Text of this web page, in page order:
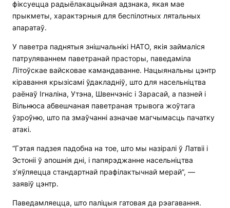
фіксуецца радыёлакацыйная адзнака, якая мае
прыкметы, характэрныя для беспілотных лятальных
апаратаў.
У паветра паднятыя знішчальнікі НАТО, якія займаліся
патруляваннем паветранай прасторы, паведаміла
Літоўскае вайсковае камандаванне. Нацыянальны цэнтр
кіравання крызісамі ўдакладніў, што для насельніцтва
раёнаў Ігналіна, Утэна, Швенчэніс і Зарасай, а пазней і
Вільнюса абвешчаная паветраная трывога жоўтага
ўзроўню, што па змаўчанні азначае магчымасць пачатку
атакі.
“Гэтая падзея падобна на тое, што мы назіралі ў Латвіі і
Эстоніі ў апошнія дні, і папярэджанне насельніцтва
з’яўляецца стандартнай прафілактычнай мерай”, —
заявіў цэнтр.
Паведамляецца, што паліцыя гатовая да рэагавання.